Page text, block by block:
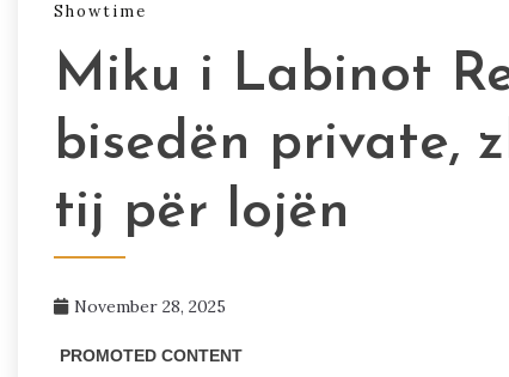
Showtime
Miku i Labinot
bisedën private,
tij për lojën
November 28, 2025